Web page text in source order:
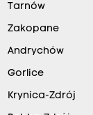
Tarnów
Zakopane
Andrychów
Gorlice
Krynica-Zdrój